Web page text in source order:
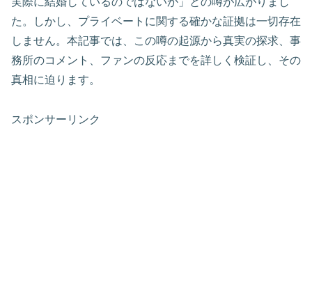
た。しかし、プライベートに関する確かな証拠は一切存在
しません。本記事では、この噂の起源から真実の探求、事
務所のコメント、ファンの反応までを詳しく検証し、その
真相に迫ります。
スポンサーリンク